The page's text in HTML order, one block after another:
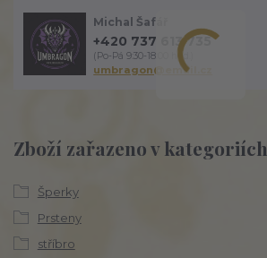
Zboží zařazeno v kategoriích
Šperky
Prsteny
stříbro
Michal Šafář
+420 737 613 735
(Po-Pá 9:30-18:00 hod.)
umbragon@email.cz